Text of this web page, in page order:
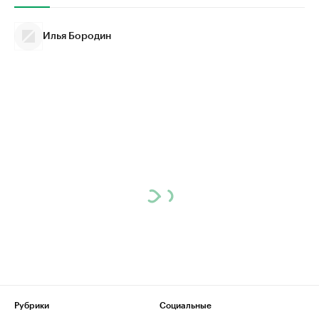
Илья Бородин
Рубрики
Социальные